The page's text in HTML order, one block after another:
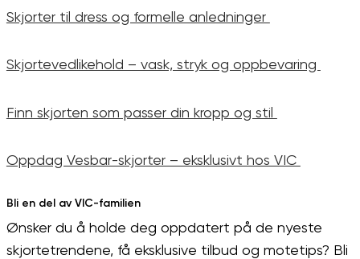
Skjorter til dress og formelle anledninger
Skjortevedlikehold – vask, stryk og oppbevaring
Finn skjorten som passer din kropp og stil
Oppdag Vesbar-skjorter – eksklusivt hos VIC
Bli en del av VIC-familien
Ønsker du å holde deg oppdatert på de nyeste
skjortetrendene, få eksklusive tilbud og motetips? Bli